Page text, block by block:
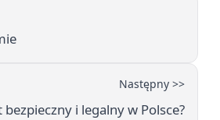
Następny >>
i legalny w Polsce?